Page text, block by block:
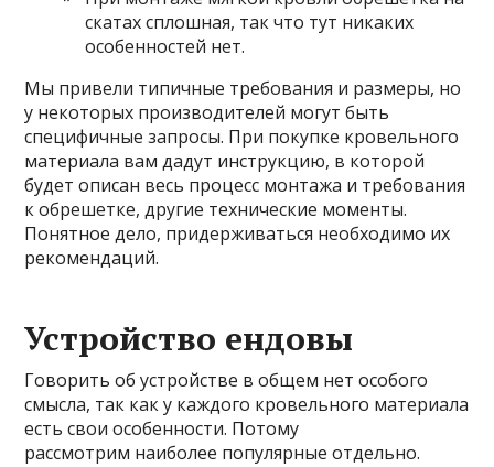
скатах сплошная, так что тут никаких
особенностей нет.
Мы привели типичные требования и размеры, но
у некоторых производителей могут быть
специфичные запросы. При покупке кровельного
материала вам дадут инструкцию, в которой
будет описан весь процесс монтажа и требования
к обрешетке, другие технические моменты.
Понятное дело, придерживаться необходимо их
рекомендаций.
Устройство ендовы
Говорить об устройстве в общем нет особого
смысла, так как у каждого кровельного материала
есть свои особенности. Потому
рассмотрим наиболее популярные отдельно.